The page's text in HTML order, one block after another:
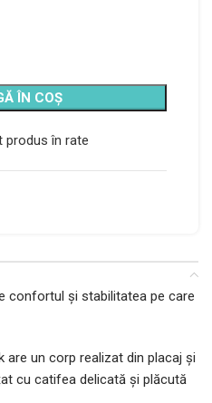
ÎN COȘ
produs în rate
confortul și stabilitatea pe care
are un corp realizat din placaj și
cu catifea delicată și plăcută